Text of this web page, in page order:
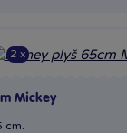
2 x
Mickey
cm.